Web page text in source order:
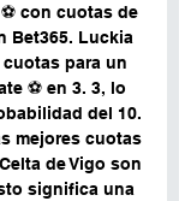
con cuotas de
Bet365. Luckia
cuotas para un
⚽️ en 3. 3, lo
del 10.
mejores cuotas
de Vigo son
significa una